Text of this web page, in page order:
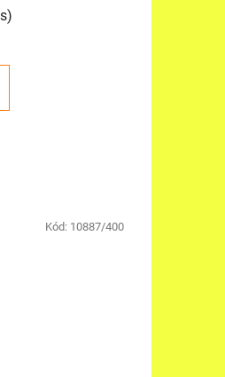
Kód: 10887/400